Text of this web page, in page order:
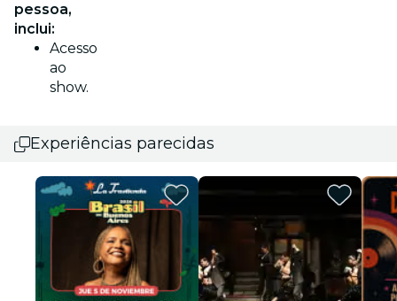
pessoa,
inclui:
Acesso
ao
show.
Experiências parecidas